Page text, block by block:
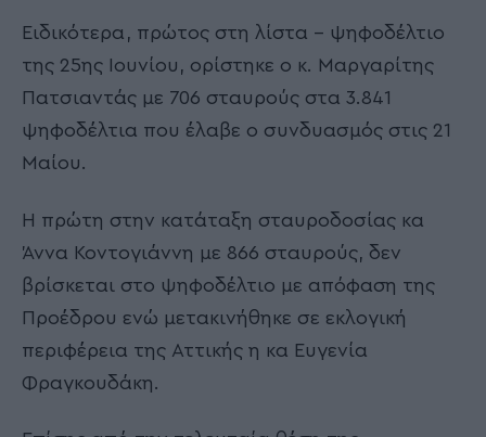
Ειδικότερα, πρώτος στη λίστα – ψηφοδέλτιο
της 25ης Ιουνίου, ορίστηκε ο κ. Μαργαρίτης
Πατσιαντάς με 706 σταυρούς στα 3.841
ψηφοδέλτια που έλαβε ο συνδυασμός στις 21
Μαίου.
Η πρώτη στην κατάταξη σταυροδοσίας κα
Άννα Κοντογιάννη με 866 σταυρούς, δεν
βρίσκεται στο ψηφοδέλτιο με απόφαση της
Προέδρου ενώ μετακινήθηκε σε εκλογική
περιφέρεια της Αττικής η κα Ευγενία
Φραγκουδάκη.